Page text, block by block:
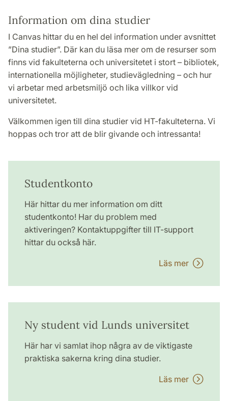
Information om dina studier
I Canvas hittar du en hel del information under avsnittet
”Dina studier”. Där kan du läsa mer om de resurser som
finns vid fakulteterna och universitetet i stort – bibliotek,
internationella möjligheter, studievägledning – och hur
vi arbetar med arbetsmiljö och lika villkor vid
universitetet.
Välkommen igen till dina studier vid HT-fakulteterna. Vi
hoppas och tror att de blir givande och intressanta!
Studentkonto
Här hittar du mer information om ditt
studentkonto! Har du problem med
aktiveringen? Kontaktuppgifter till IT-support
hittar du också här.
Läs mer
Ny student vid Lunds universitet
Här har vi samlat ihop några av de viktigaste
praktiska sakerna kring dina studier.
Läs mer